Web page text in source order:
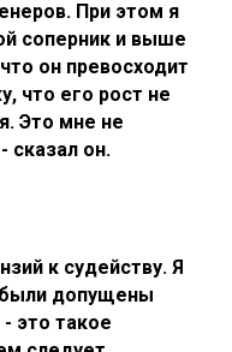
При этом я
соперник и выше
он превосходит
что его рост не
Это мне не
сказал он.
к судейству. Я
допущены
это такое